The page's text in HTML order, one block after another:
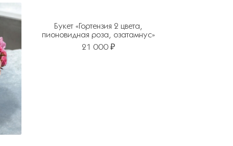
Букет «Гортензия 2 цвета,
пионовидная роза, озатамнус»
21 000 ₽